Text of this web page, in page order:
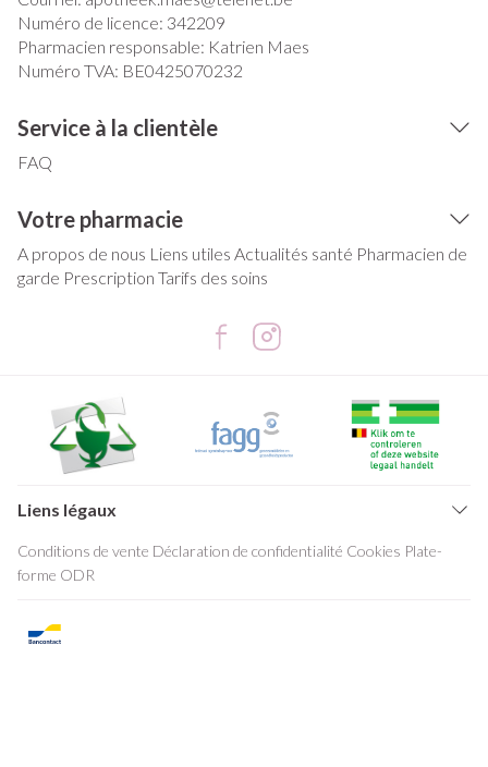
Numéro de licence: 342209
Pharmacien responsable: Katrien Maes
Numéro TVA: BE0425070232
Service à la clientèle
FAQ
Votre pharmacie
A propos de nous Liens utiles Actualités santé Pharmacien de
garde Prescription Tarifs des soins
Liens légaux
Conditions de vente Déclaration de confidentialité Cookies Plate-
forme ODR